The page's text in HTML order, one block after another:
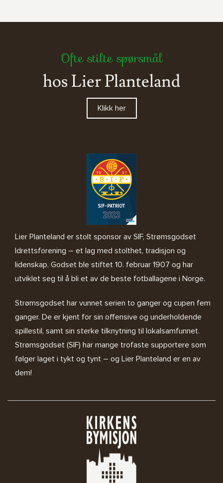
Ofte stilte spørsmål
hos Lier Planteland
Klikk her
Lier Planteland er stolt sponsor av SIF, Strømsgodset
Idrettsforening – et lag med stolthet, tradisjon og
lidenskap. Godset ble stiftet 10. februar 1907 og har
utviklet seg til å bli et av de beste fotballagene i Norge.
Strømsgodset har vunnet serien to ganger og cupen fem
ganger. De er kjent for sin offensive og underholdende
spillestil, samt sin sterke tilknytning til lokalsamfunnet.
Strømsgodset (SIF) har mange trofaste supportere som
følger laget i tykt og tynt – og Lier Planteland er en av
dem!